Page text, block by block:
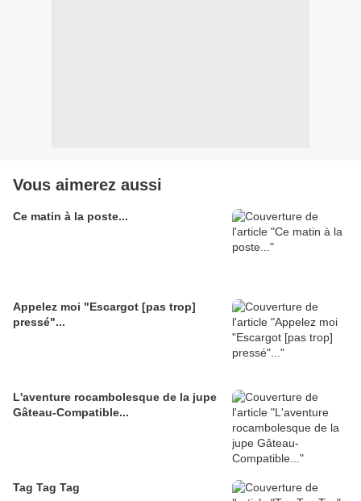
Vous aimerez aussi
Ce matin à la poste...
Appelez moi "Escargot [pas trop]
pressé"...
L'aventure rocambolesque de la jupe
Gâteau-Compatible...
Tag Tag Tag